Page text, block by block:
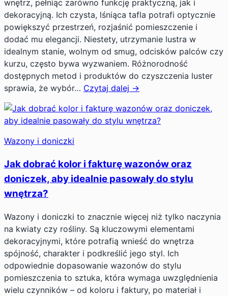
wnętrz, pełniąc zarówno funkcję praktyczną, jak i
dekoracyjną. Ich czysta, lśniąca tafla potrafi optycznie
powiększyć przestrzeń, rozjaśnić pomieszczenie i
dodać mu elegancji. Niestety, utrzymanie lustra w
idealnym stanie, wolnym od smug, odcisków palców czy
kurzu, często bywa wyzwaniem. Różnorodność
dostępnych metod i produktów do czyszczenia luster
sprawia, że wybór… Czytaj dalej →
Wazony i doniczki
Jak dobrać kolor i fakturę wazonów oraz
doniczek, aby idealnie pasowały do stylu
wnętrza?
Wazony i doniczki to znacznie więcej niż tylko naczynia
na kwiaty czy rośliny. Są kluczowymi elementami
dekoracyjnymi, które potrafią wnieść do wnętrza
spójność, charakter i podkreślić jego styl. Ich
odpowiednie dopasowanie wazonów do stylu
pomieszczenia to sztuka, która wymaga uwzględnienia
wielu czynników – od koloru i faktury, po materiał i